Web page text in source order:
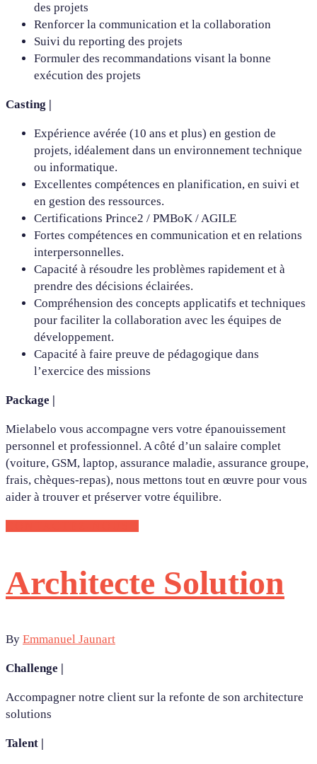
des projets
Renforcer la communication et la collaboration
Suivi du reporting des projets
Formuler des recommandations visant la bonne
exécution des projets
Casting |
Expérience avérée (10 ans et plus) en gestion de
projets, idéalement dans un environnement technique
ou informatique.
Excellentes compétences en planification, en suivi et
en gestion des ressources.
Certifications Prince2 / PMBoK / AGILE
Fortes compétences en communication et en relations
interpersonnelles.
Capacité à résoudre les problèmes rapidement et à
prendre des décisions éclairées.
Compréhension des concepts applicatifs et techniques
pour faciliter la collaboration avec les équipes de
développement.
Capacité à faire preuve de pédagogique dans
l’exercice des missions
Package |
Mielabelo vous accompagne vers votre épanouissement
personnel et professionnel. A côté d’un salaire complet
(voiture, GSM, laptop, assurance maladie, assurance groupe,
frais, chèques-repas), nous mettons tout en œuvre pour vous
aider à trouver et préserver votre équilibre.
Architecte Solution
By Emmanuel Jaunart
Challenge |
Accompagner notre client sur la refonte de son architecture
solutions
Talent |